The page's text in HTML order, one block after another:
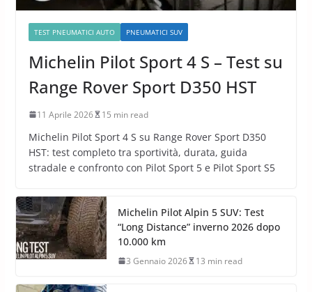
TEST PNEUMATICI AUTO PNEUMATICI SUV
Michelin Pilot Sport 4 S – Test su
Range Rover Sport D350 HST
11 Aprile 2026 15 min read
Michelin Pilot Sport 4 S su Range Rover Sport D350
HST: test completo tra sportività, durata, guida
stradale e confronto con Pilot Sport 5 e Pilot Sport S5
Michelin Pilot Alpin 5 SUV: Test
“Long Distance” inverno 2026 dopo
10.000 km
3 Gennaio 2026 13 min read